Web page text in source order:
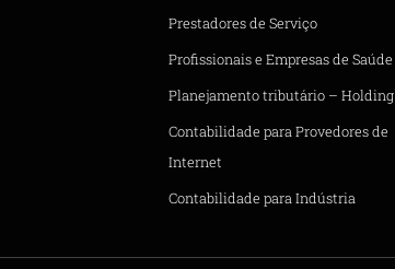
Prestadores de Serviço
Profissionais e Empresas de Saúde
Planejamento tributário – Holding
Contabilidade para Provedores de
Internet
Contabilidade para Indústria